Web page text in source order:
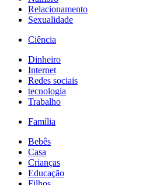
Relacionamento
Sexualidade
Ciência
Dinheiro
Internet
Redes sociais
tecnologia
Trabalho
Família
Bebês
Casa
Crianças
Educação